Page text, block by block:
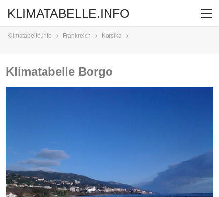
KLIMATABELLE.INFO
Klimatabelle.info Frankreich Korsika
Klimatabelle Borgo